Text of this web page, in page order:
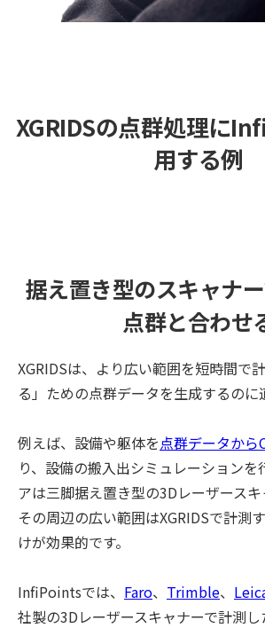
XGRIDSの点群処理に
用する例
据え置き型のスキャナ
点群と合わせ
XGRIDSは、より広い範囲を短時間で
る」ための点群データを生成するのに
例えば、設備や躯体を点群データから
り、設備の搬入出シミュレーションを
アは三脚据え置き型の3Dレーザースキ
その周辺の広い範囲はXGRIDSで計測
けが効果的です。
​InfiPointsでは、 Faro、 Trimble、
社製の3Dレーザースキャナーで計測し